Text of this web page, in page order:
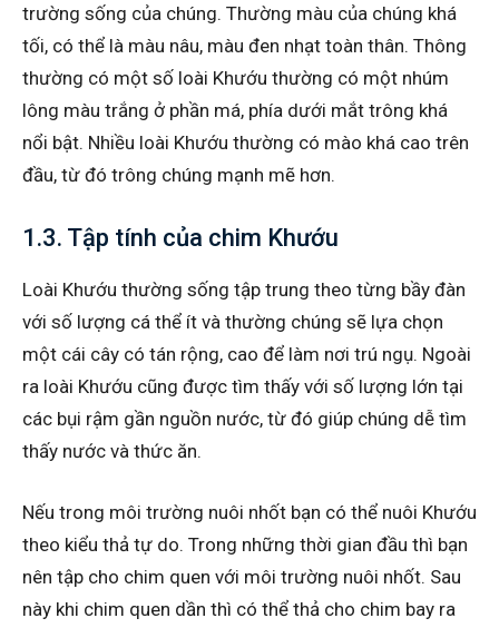
trường sống của chúng. Thường màu của chúng khá
tối, có thể là màu nâu, màu đen nhạt toàn thân. Thông
thường có một số loài Khướu thường có một nhúm
lông màu trắng ở phần má, phía dưới mắt trông khá
nổi bật. Nhiều loài Khướu thường có mào khá cao trên
đầu, từ đó trông chúng mạnh mẽ hơn.
1.3. Tập tính của chim Khướu
Loài Khướu thường sống tập trung theo từng bầy đàn
với số lượng cá thể ít và thường chúng sẽ lựa chọn
một cái cây có tán rộng, cao để làm nơi trú ngụ. Ngoài
ra loài Khướu cũng được tìm thấy với số lượng lớn tại
các bụi rậm gần nguồn nước, từ đó giúp chúng dễ tìm
thấy nước và thức ăn.
Nếu trong môi trường nuôi nhốt bạn có thể nuôi Khướu
theo kiểu thả tự do. Trong những thời gian đầu thì bạn
nên tập cho chim quen với môi trường nuôi nhốt. Sau
này khi chim quen dần thì có thể thả cho chim bay ra